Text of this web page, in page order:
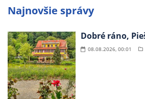
Najnovšie správy
Dobré ráno,
08.08.2026, 00:01